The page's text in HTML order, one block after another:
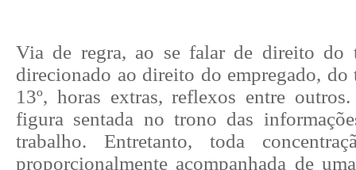
Via de regra, ao se falar de direito do
direcionado ao direito do empregado, do
13º, horas extras, reflexos entre
figura sentada no trono das
trabalho. Entretanto, toda
proporcionalmente acompanhada de